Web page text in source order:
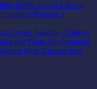
Sufrió Acoso Laboral
Guitarra Peruana y
Crepes Salados y Dulces
por Piano Sin Fronteras
Miss Turismo Este